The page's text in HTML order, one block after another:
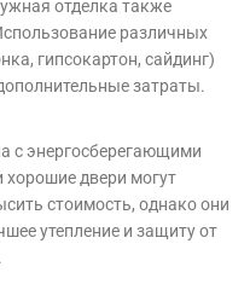
отделка также
различных
гипсокартон, сайдинг)
затраты.
с энергосберегающими
хорошие двери могут
стоимость, однако они
утепление и защиту от